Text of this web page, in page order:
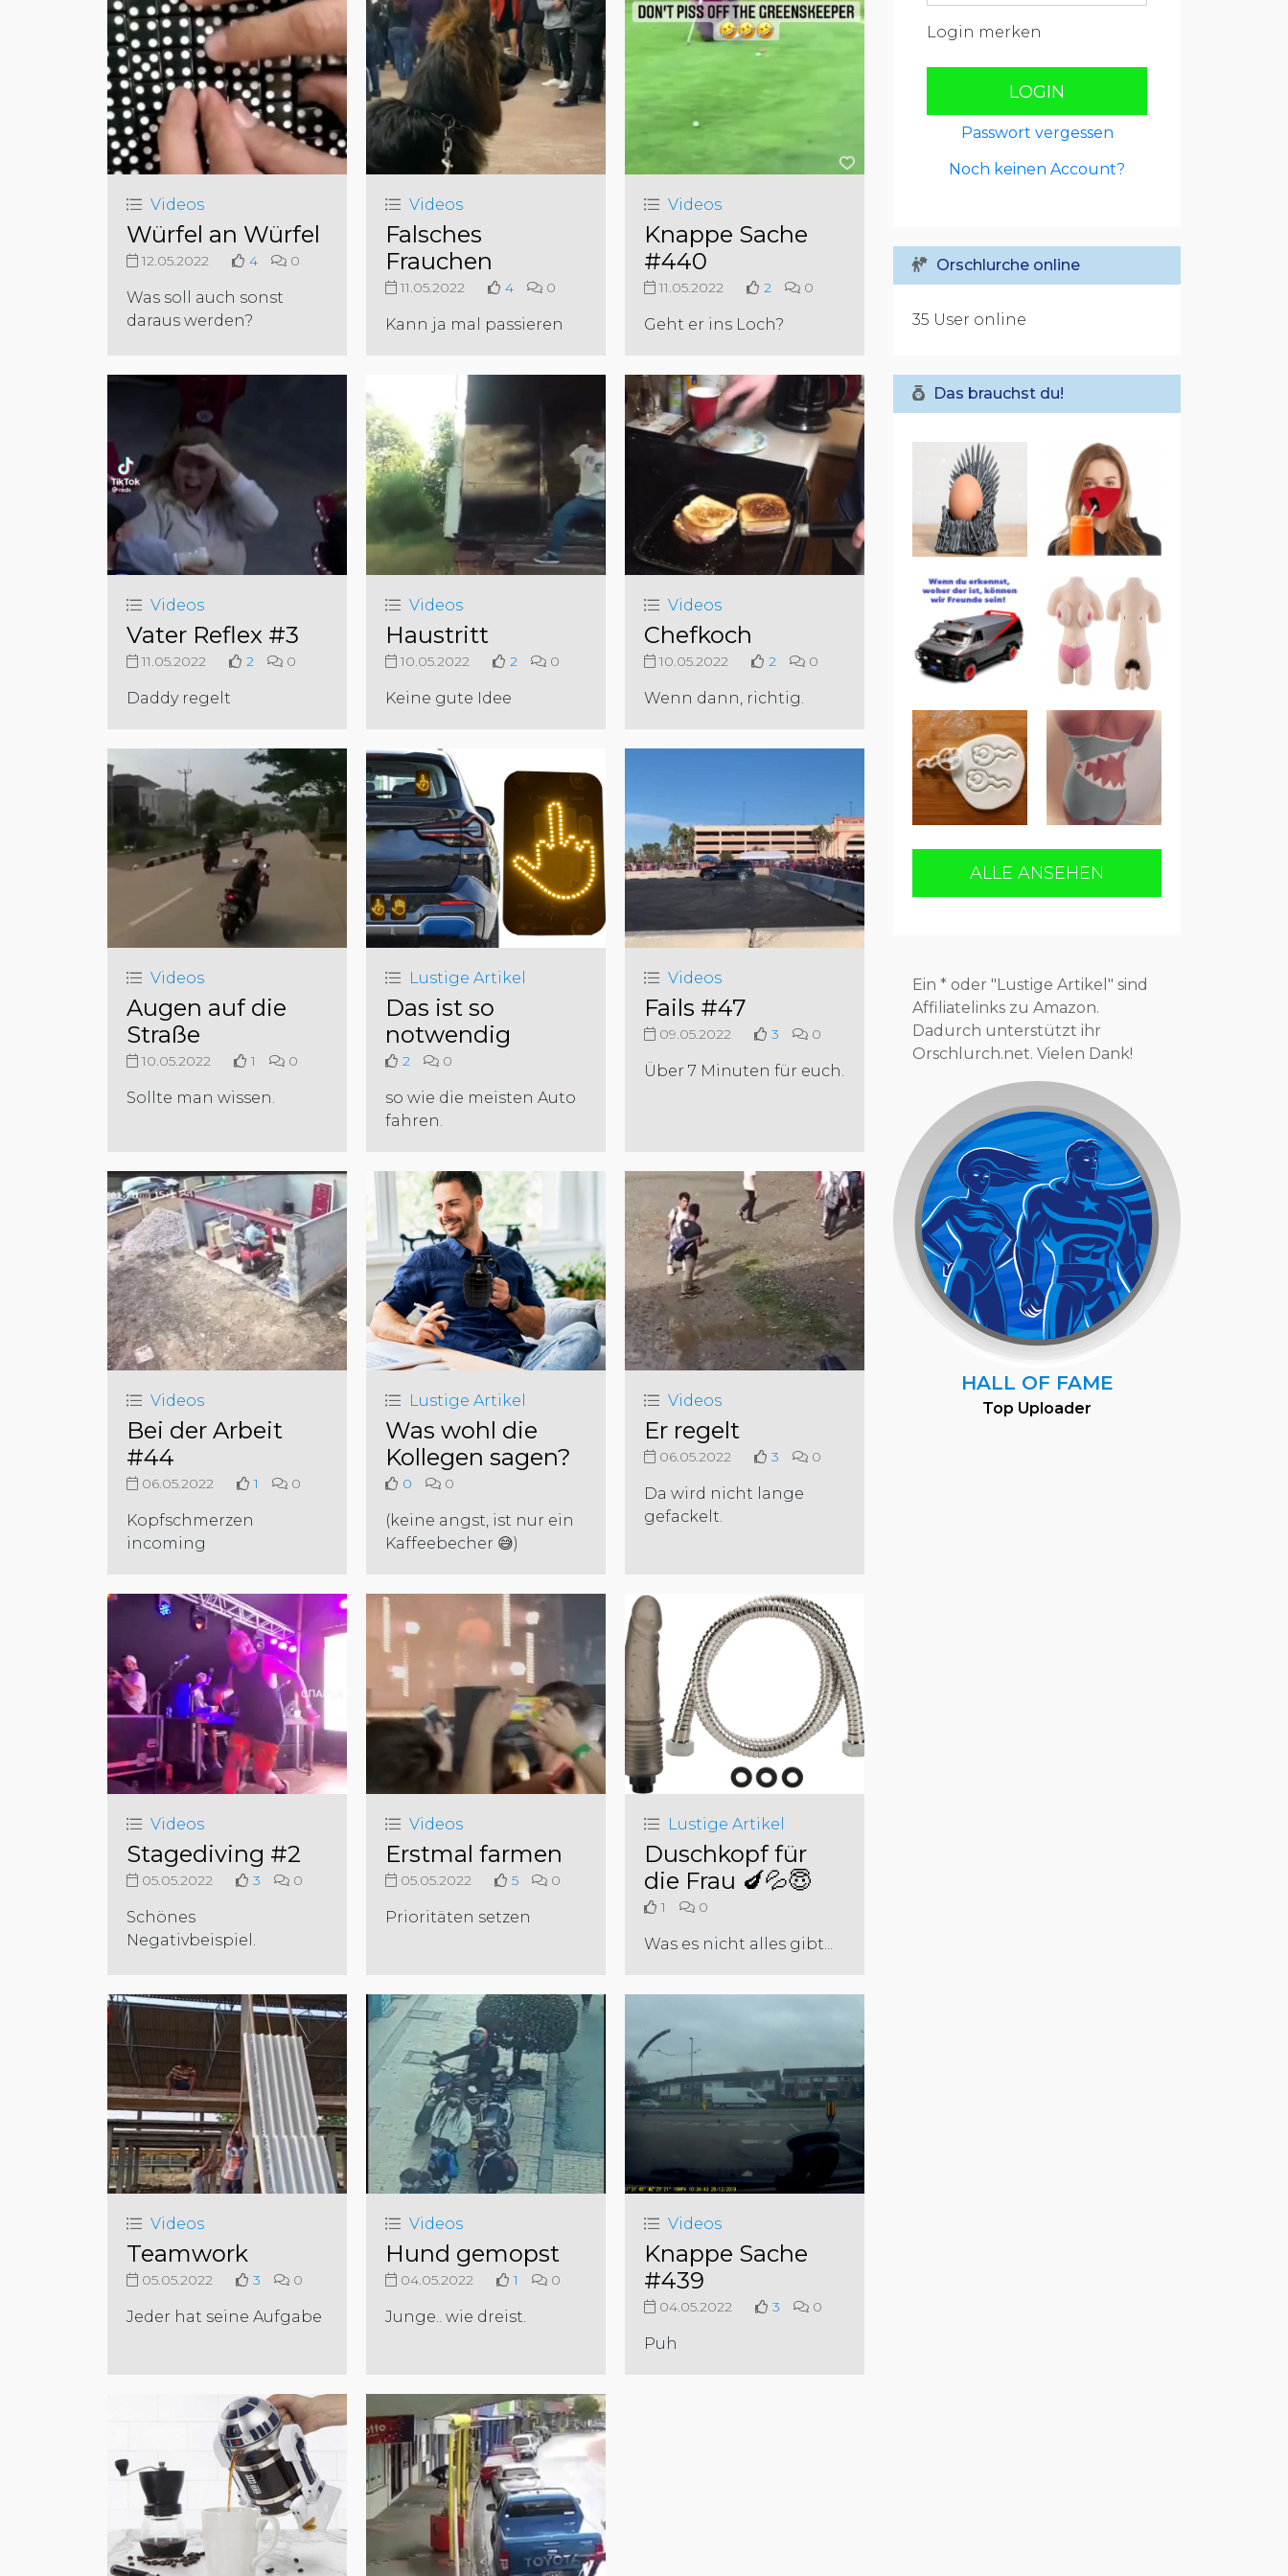
Videos
Würfel an Würfel
12.05.2022 4 0
Was soll auch sonst
daraus werden?
Videos
Falsches
Frauchen
11.05.2022 4 0
Kann ja mal passieren
Videos
Knappe Sache
#440
11.05.2022 2 0
Geht er ins Loch?
Videos
Vater Reflex #3
11.05.2022 2 0
Daddy regelt
Videos
Haustritt
10.05.2022 2 0
Keine gute Idee
Videos
Chefkoch
10.05.2022 2 0
Wenn dann, richtig.
Videos
Augen auf die
Straße
10.05.2022 1 0
Sollte man wissen.
Lustige Artikel
Das ist so
notwendig
2 0
so wie die meisten Auto
fahren.
Videos
Fails #47
09.05.2022 3 0
Über 7 Minuten für euch.
Videos
Bei der Arbeit
#44
06.05.2022 1 0
Kopfschmerzen
incoming
Lustige Artikel
Was wohl die
Kollegen sagen?
0 0
(keine angst, ist nur ein
Kaffeebecher 😅)
Videos
Er regelt
06.05.2022 3 0
Da wird nicht lange
gefackelt.
Videos
Stagediving #2
05.05.2022 3 0
Schönes
Negativbeispiel.
Videos
Erstmal farmen
05.05.2022 5 0
Prioritäten setzen
Lustige Artikel
Duschkopf für
die Frau 🍆💦😇
1 0
Was es nicht alles gibt...
Videos
Teamwork
05.05.2022 3 0
Jeder hat seine Aufgabe
Videos
Hund gemopst
04.05.2022 1 0
Junge.. wie dreist.
Videos
Knappe Sache
#439
04.05.2022 3 0
Puh
Login merken
LOGIN
Passwort vergessen
Noch keinen Account?
Orschlurche online
35 User online
Das brauchst du!
ALLE ANSEHEN
Ein * oder "Lustige Artikel" sind
Affiliatelinks zu Amazon.
Dadurch unterstützt ihr
Orschlurch.net. Vielen Dank!
HALL OF FAME
Top Uploader